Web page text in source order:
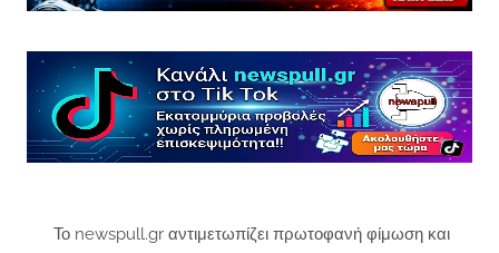
Το newspull.gr αντιμετωπίζει πρωτοφανή φίμωση και